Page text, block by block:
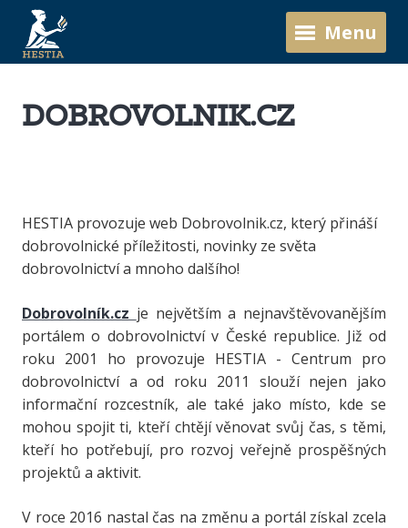
Menu
DOBROVOLNIK.CZ
HESTIA provozuje web Dobrovolnik.cz, který přináší
dobrovolnické příležitosti, novinky ze světa
dobrovolnictví a mnoho dalšího!
Dobrovolník.cz je největším a nejnavštěvovanějším
portálem o dobrovolnictví v České republice. Již od
roku 2001 ho provozuje HESTIA - Centrum pro
dobrovolnictví a od roku 2011 slouží nejen jako
informační rozcestník, ale také jako místo, kde se
mohou spojit ti, kteří chtějí věnovat svůj čas, s těmi,
kteří ho potřebují, pro rozvoj veřejně prospěšných
projektů a aktivit.
V roce 2016 nastal čas na změnu a portál získal zcela